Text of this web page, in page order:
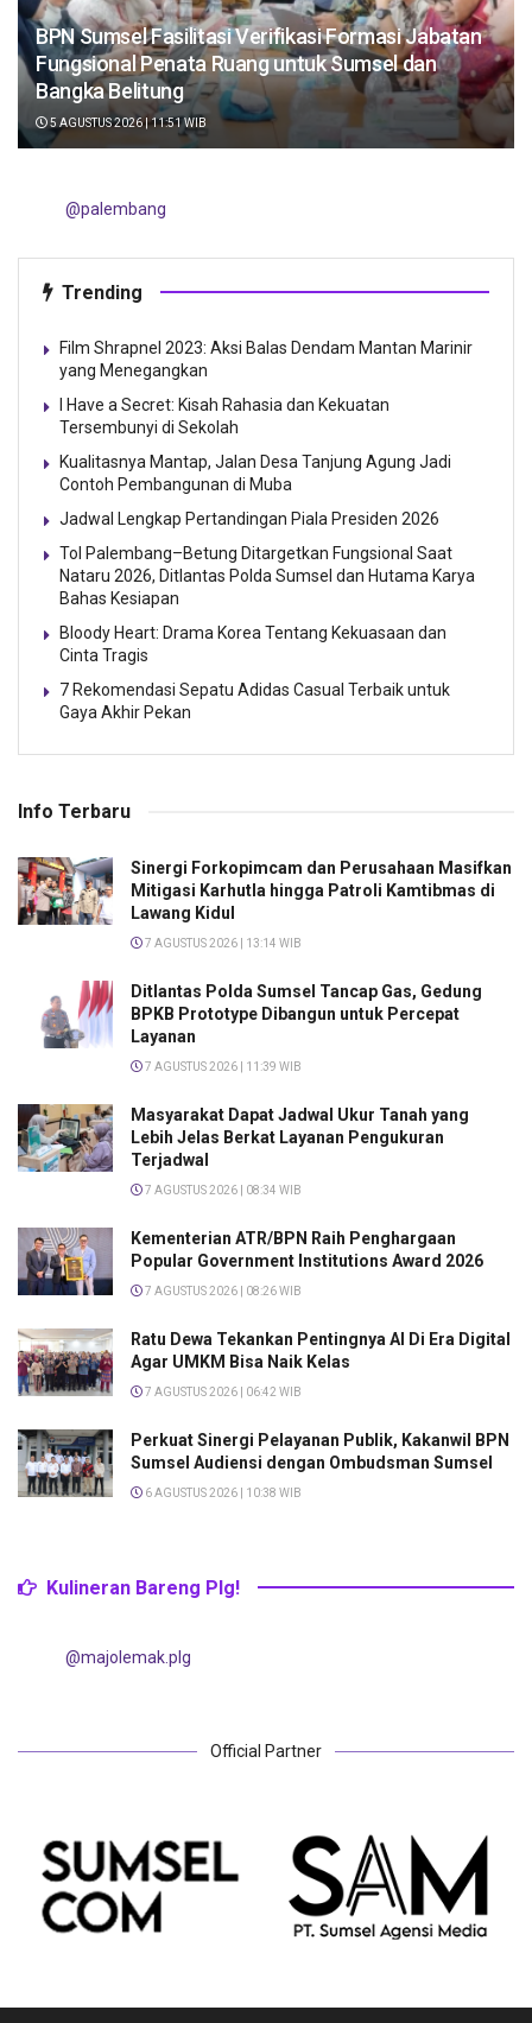
BPN Sumsel Fasilitasi Verifikasi Formasi Jabatan
Fungsional Penata Ruang untuk Sumsel dan
Bangka Belitung
5 AGUSTUS 2026 | 11:51 WIB
@palembang
Trending
Film Shrapnel 2023: Aksi Balas Dendam Mantan Marinir
yang Menegangkan
I Have a Secret: Kisah Rahasia dan Kekuatan
Tersembunyi di Sekolah
Kualitasnya Mantap, Jalan Desa Tanjung Agung Jadi
Contoh Pembangunan di Muba
Jadwal Lengkap Pertandingan Piala Presiden 2026
Tol Palembang–Betung Ditargetkan Fungsional Saat
Nataru 2026, Ditlantas Polda Sumsel dan Hutama Karya
Bahas Kesiapan
Bloody Heart: Drama Korea Tentang Kekuasaan dan
Cinta Tragis
7 Rekomendasi Sepatu Adidas Casual Terbaik untuk
Gaya Akhir Pekan
Info Terbaru
Sinergi Forkopimcam dan Perusahaan Masifkan
Mitigasi Karhutla hingga Patroli Kamtibmas di
Lawang Kidul
7 AGUSTUS 2026 | 13:14 WIB
Ditlantas Polda Sumsel Tancap Gas, Gedung
BPKB Prototype Dibangun untuk Percepat
Layanan
7 AGUSTUS 2026 | 11:39 WIB
Masyarakat Dapat Jadwal Ukur Tanah yang
Lebih Jelas Berkat Layanan Pengukuran
Terjadwal
7 AGUSTUS 2026 | 08:34 WIB
Kementerian ATR/BPN Raih Penghargaan
Popular Government Institutions Award 2026
7 AGUSTUS 2026 | 08:26 WIB
Ratu Dewa Tekankan Pentingnya AI Di Era Digital
Agar UMKM Bisa Naik Kelas
7 AGUSTUS 2026 | 06:42 WIB
Perkuat Sinergi Pelayanan Publik, Kakanwil BPN
Sumsel Audiensi dengan Ombudsman Sumsel
6 AGUSTUS 2026 | 10:38 WIB
Kulineran Bareng Plg!
@majolemak.plg
Official Partner